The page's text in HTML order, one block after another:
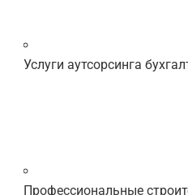
Услуги аутсорсинга
Профессиональные